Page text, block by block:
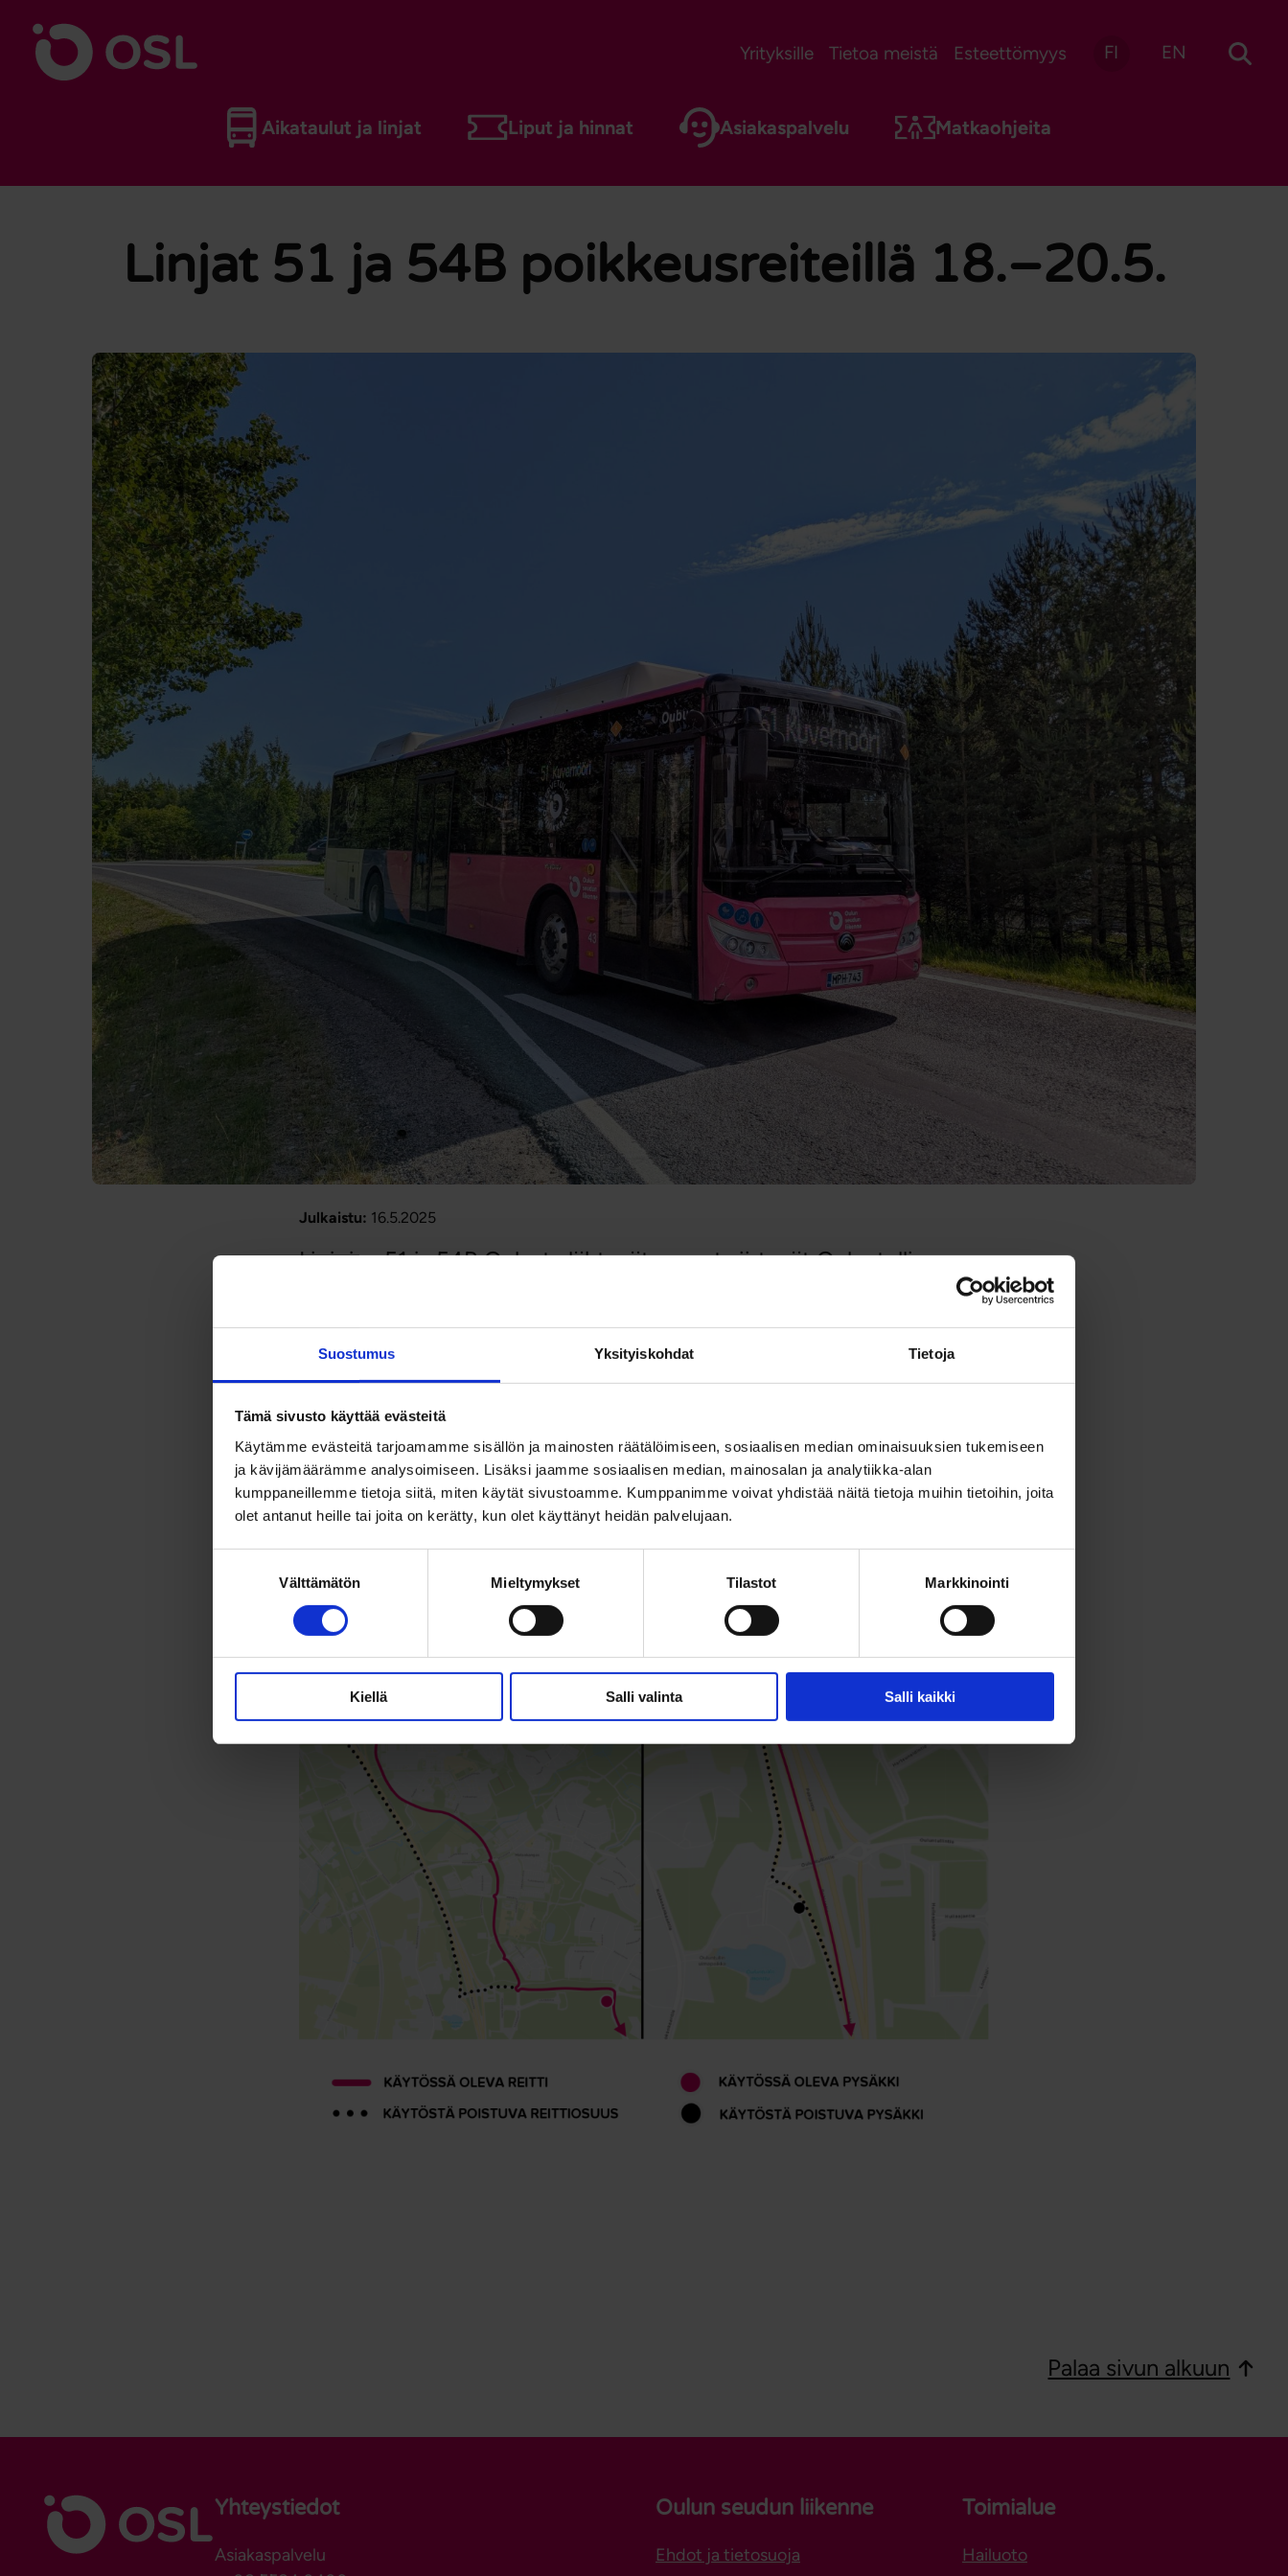
Suostumus Yksityiskohdat Tietoja
Tämä sivusto käyttää evästeitä
Käytämme evästeitä tarjoamamme sisällön ja mainosten räätälöimiseen, sosiaalisen median ominaisuuksien tukemiseen
ja kävijämäärämme analysoimiseen. Lisäksi jaamme sosiaalisen median, mainosalan ja analytiikka-alan
kumppaneillemme tietoja siitä, miten käytät sivustoamme. Kumppanimme voivat yhdistää näitä tietoja muihin tietoihin, joita
olet antanut heille tai joita on kerätty, kun olet käyttänyt heidän palvelujaan.
Välttämätön Mieltymykset Tilastot Markkinointi
Kiellä Salli valinta Salli kaikki
Etusivulle
Yrityksille Tietoa meistä Esteettömyys FI EN
Aikataulut ja linjat Liput ja hinnat Asiakaspalvelu Matkaohjeita
Linjat 51 ja 54B poikkeusreiteillä 18.–20.5.
Julkaistu: 16.5.2025
Linjojen 51 ja 54B Oulusta lähtevät vuorot siirtyvät Ouluntullissa
päivän liikennöinnin päättymiseen saakka.
Kaikki linjan 51 pysäkit pysyvät käytössä myös poikkeusreitillä,
Linja 54B ei liikennöi Ouluntullin ramppi E -pysäkin kautta, kun
poikkeusreitti on käytössä.
Poikkeusjärjestelyt johtuvat Pohjantien ramppien päällystystöistä.
Palaa sivun alkuun
Yhteystiedot
Asiakaspalvelu
Oulun seudun liikenne
Ehdot ja tietosuoja
Toimialue
Hailuoto